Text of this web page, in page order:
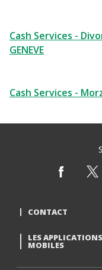
Cash Services -
GENEVE
Cash Services -
CONTACT
LES APPLICATIONS
MOBILES